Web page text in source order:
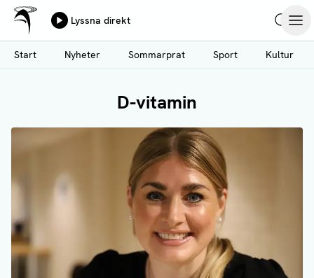
Hoppa
till
huvudinnehåll
Ålands Radio & TV
Lyssna direkt
Start
Nyheter Sommarprat Sport Kultur
D-vitamin